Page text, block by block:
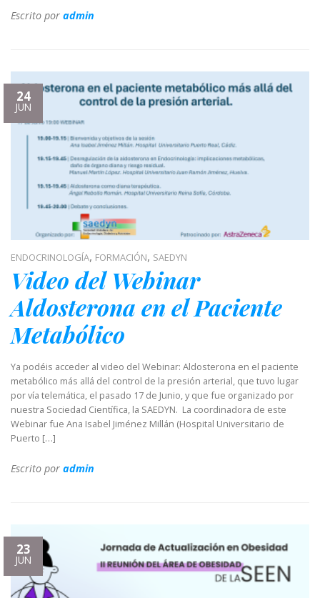
Escrito por admin
24
JUN
ENDOCRINOLOGÍA, FORMACIÓN, SAEDYN
Video del Webinar
Aldosterona en el Paciente
Metabólico
Ya podéis acceder al video del Webinar: Aldosterona en el paciente
metabólico más allá del control de la presión arterial, que tuvo lugar
por vía telemática, el pasado 17 de Junio, y que fue organizado por
nuestra Sociedad Científica, la SAEDYN. La coordinadora de este
Webinar fue Ana Isabel Jiménez Millán (Hospital Universitario de
Puerto […]
Escrito por admin
23
JUN